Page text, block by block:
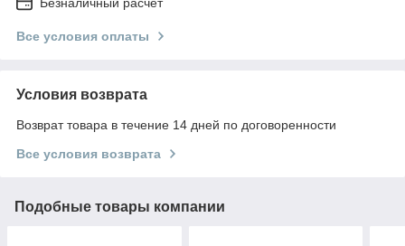
Все условия оплаты
Условия возврата
Возврат товара в течение 14 дней по договоренности
Все условия возврата
Подобные товары компании